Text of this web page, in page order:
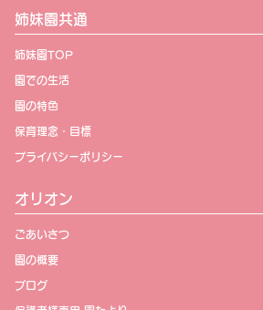
姉妹園共通
姉妹園TOP
園での生活
園の特色
保育理念・目標
プライバシーポリシー
オリオン
ごあいさつ
園の概要
ブログ